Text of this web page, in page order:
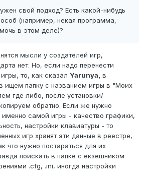
свой подход? Есть какой-нибудь
(например, некая программа,
в этом деле)?
мысли у создателей игр,
нет. Но, если надо перенести
то, как сказал Yarunya, в
ищем папку с названием игры в "Моих
где либо, после установки/
обратно. Если же нужно
именно самой игры - качество графики,
настройки клавиатуры - то
игр хранят эти данные в реестре,
что нужно постараться для их
поискать в папке с екзешником
.cfg, .ini, иногда настройки